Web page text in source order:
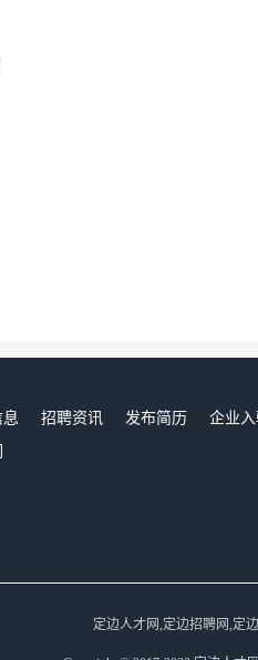
招聘资讯 发布简历 企业
定边人才网,定边招聘网,定